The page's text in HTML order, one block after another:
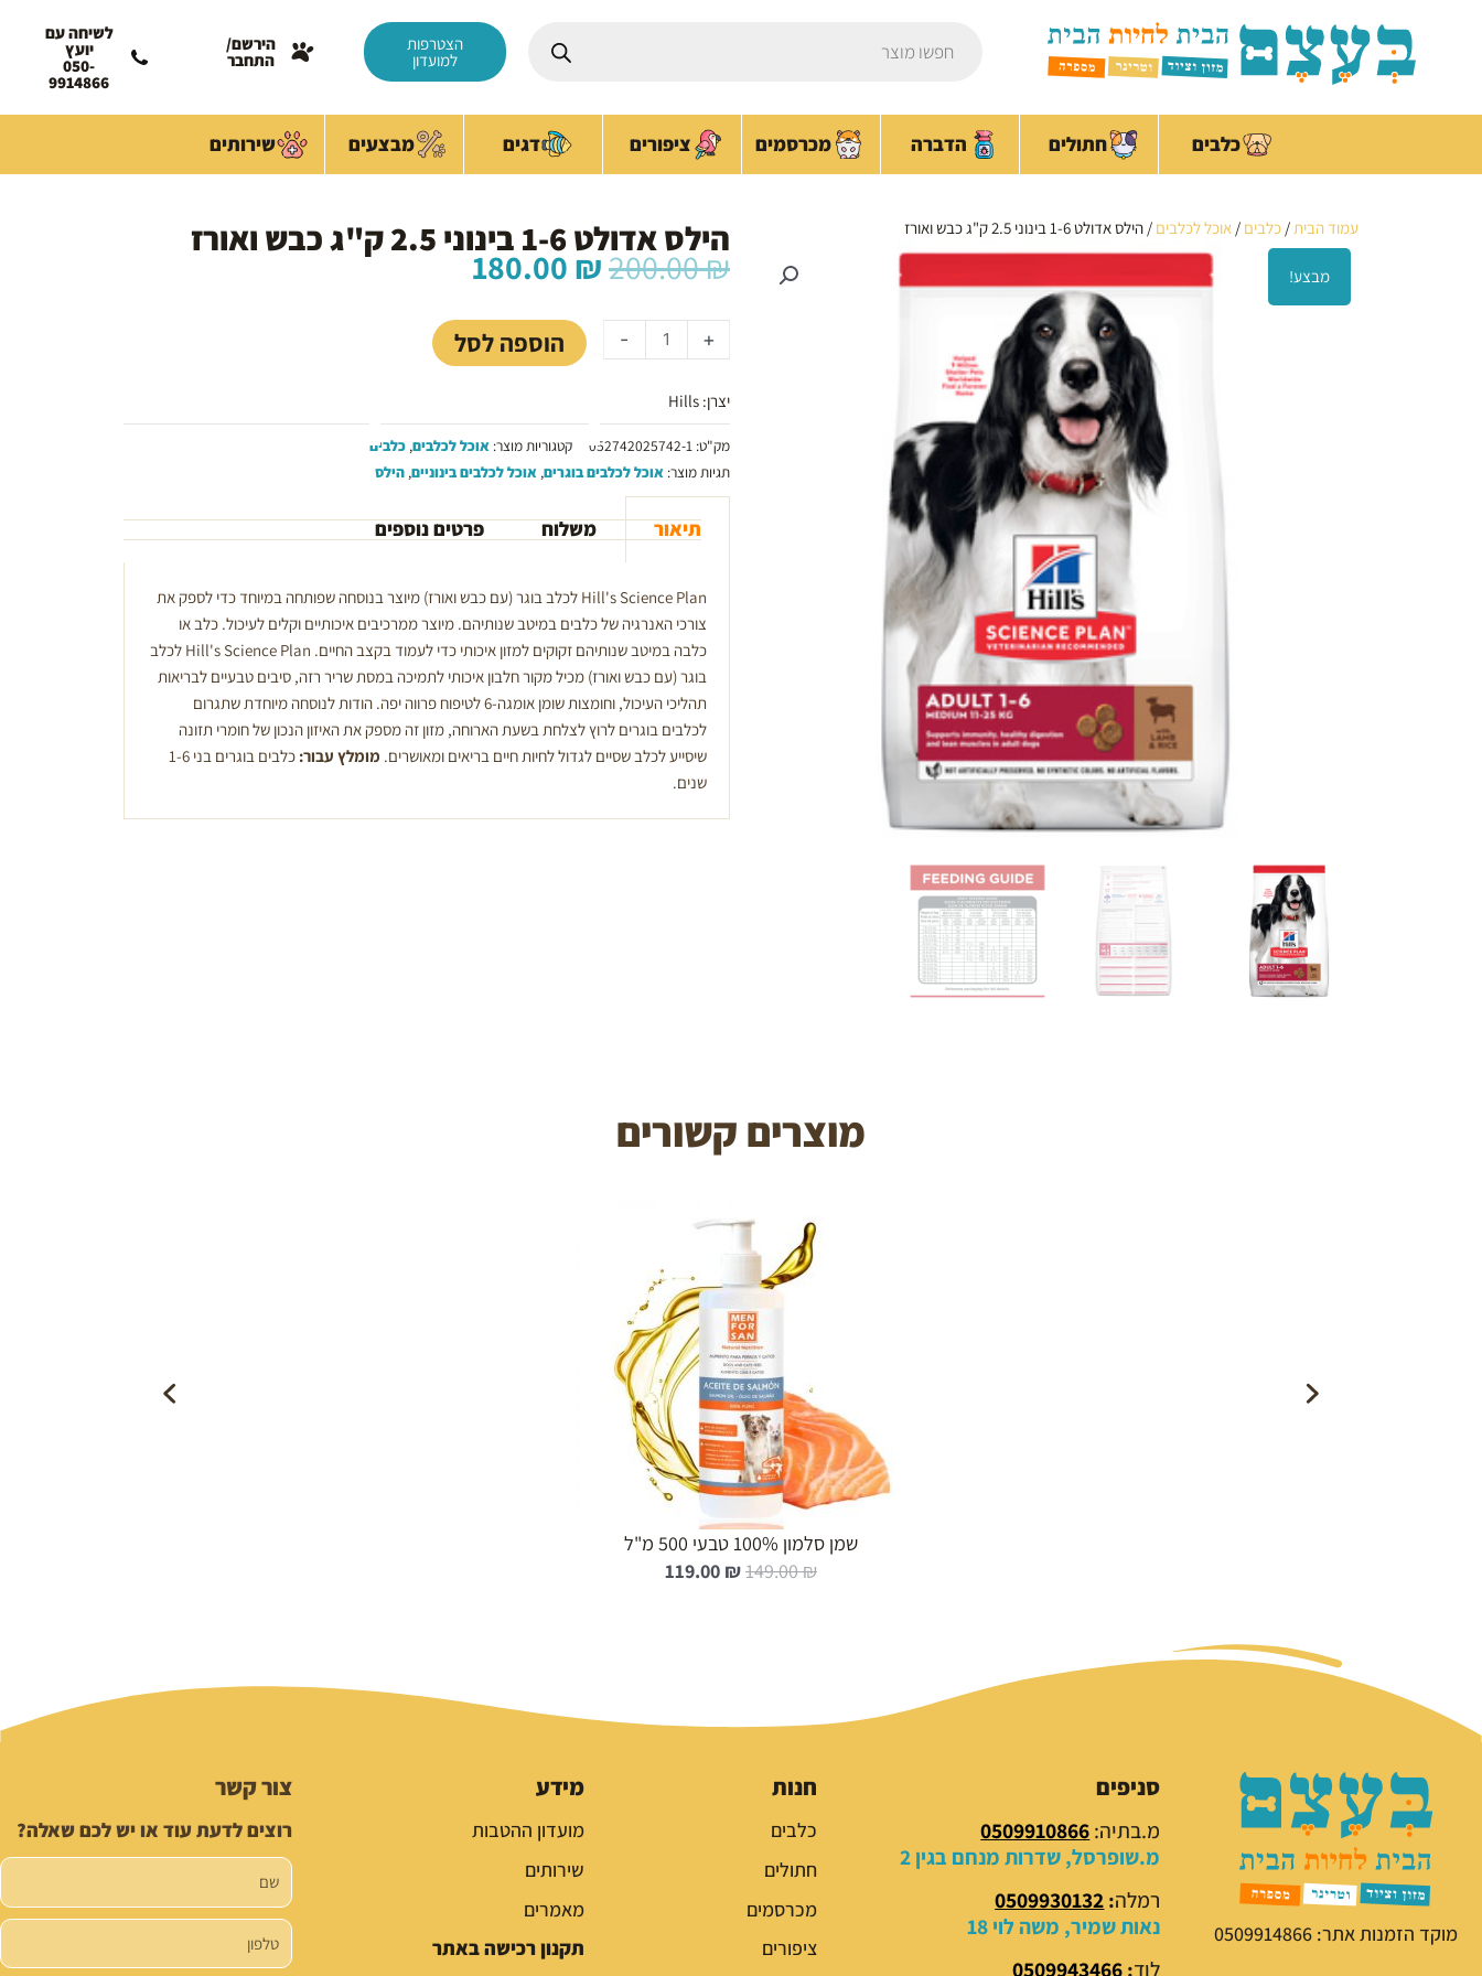
הצטרפות
למועדון
הירשם/
התחבר
לשיחה עם
יועץ
050-
9914866
כלבים חתולים הדברה מכרסמים ציפורים דגים מבצעים שירותים
עמוד הבית/ כלבים / אוכל לכלבים / הילס אדולט 1-6 בינוני 2.5 ק"ג כבש ואורז
מבצע!
הילס אדולט 1-6 בינוני 2.5 ק"ג כבש ואורז
200.00₪ המחיר
המקורי
היה:
200.00 ₪.
180.00 ₪ המחיר
הוא:
180.00 ₪. -
של
6
בינוני
2.5
כבש
ואורז
+ הוספה לסל
יצרן: Hills
מק"ט: 052742025742-1 קטגוריות מוצר: אוכל לכלבים, כלבים
תגיות מוצר: אוכל לכלבים בוגרים, אוכל לכלבים בינוניים, הילס
תיאור משלוח פרטים נוספים
Hill's Science Plan לכלב בוגר (עם כבש ואורז) מיוצר בנוסחה שפותחה במיוחד כדי לספק את
צורכי האנרגיה של כלבים במיטב שנותיהם. מיוצר ממרכיבים איכותיים וקלים לעיכול. כלב או
כלבה במיטב שנותיהם זקוקים למזון איכותי כדי לעמוד בקצב החיים. Hill's Science Plan לכלב
בוגר (עם כבש ואורז) מכיל מקור חלבון איכותי לתמיכה במסת שריר רזה, סיבים טבעיים לבריאות
תהליכי העיכול, וחומצות שומן אומגה-6 לטיפוח פרווה יפה. הודות לנוסחה מיוחדת שתגרום
לכלבים בוגרים לרוץ לצלחת בשעת הארוחה, מזון זה מספק את האיזון הנכון של חומרי תזונה
שיסייע לכלב שסיים לגדול לחיות חיים בריאים ומאושרים. מומלץ עבור:
כלבים בוגרים בני 1-6
שנים.
מוצרים קשורים
הוספה לעגלה
שמן סלמון 100% טבעי 500 מ"ל
149.00₪
ה
מ
119.00 ₪
ה
נ
מוקד הזמנות אתר: 0509914866
סניפים
מ.בתיה:0509910866
מ.שופרסל, שדרות מנחם בגין 2
רמלה:
0509930132
נאות שמיר, משה לוי 18
לוד:
0509943466
חנות
כלבים
חתולים
מכרסמים
ציפורים
מידע
מועדון ההטבות
שירותים
מאמרים
תקנון רכישה באתר
צור קשר
רוצים לדעת עוד או יש לכם שאלה?
שם
טלפון